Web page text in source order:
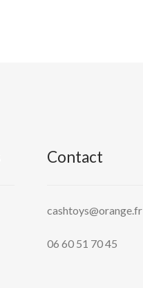
Contact
cashtoys@orange.fr
06 60 51 70 45